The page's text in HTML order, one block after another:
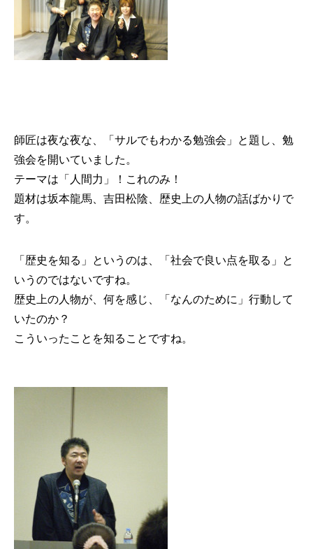
師匠は夜な夜な、「サルでもわかる勉強会」と題し、勉
強会を開いていました。
テーマは「人間力」！これのみ！
題材は坂本龍馬、吉田松陰、歴史上の人物の話ばかりで
す。
「歴史を知る」というのは、「社会で良い点を取る」と
いうのではないですね。
歴史上の人物が、何を感じ、「なんのために」行動して
いたのか？
こういったことを知ることですね。